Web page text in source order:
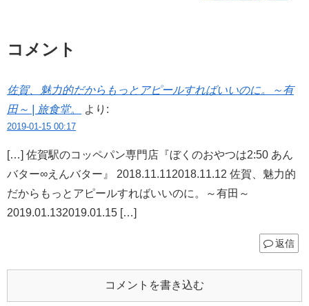
コメント
佐賀、魅力的だからもっとアピールすればいいのに。～有
田～ | 旅食堂。
より:
2019-01-15 00:17
[…] 佐賀駅のコッペパン専門店『ぼくのおやつは2:50 あん
バター∞えんバター』 2018.11.112018.11.12 佐賀、魅力的
だからもっとアピールすればいいのに。～有田～
2019.01.132019.01.15 […]
返信
コメントを書き込む